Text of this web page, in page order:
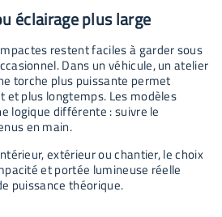
éclairage plus large
restent faciles à garder sous
Dans un véhicule, un atelier
torche plus puissante permet
et plus longtemps. Les modèles
logique différente : suivre le
en main.
extérieur ou chantier, le choix
et portée lumineuse réelle
puissance théorique.